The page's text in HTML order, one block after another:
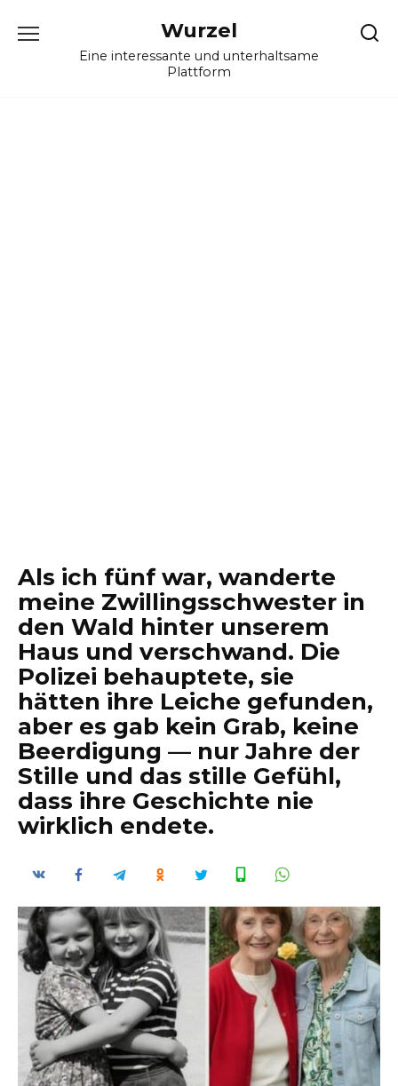
Wurzel
Eine interessante und unterhaltsame
Plattform
Als ich fünf war, wanderte
meine Zwillingsschwester in
den Wald hinter unserem
Haus und verschwand. Die
Polizei behauptete, sie
hätten ihre Leiche gefunden,
aber es gab kein Grab, keine
Beerdigung — nur Jahre der
Stille und das stille Gefühl,
dass ihre Geschichte nie
wirklich endete.